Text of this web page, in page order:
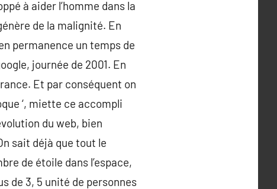
à aider l’homme dans la
de la malignité. En
permanence un temps de
journée de 2001. En
Et par conséquent on
‘, miette ce accompli
du web, bien
sait déjà que tout le
de étoile dans l’espace,
de 3, 5 unité de personnes